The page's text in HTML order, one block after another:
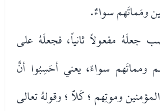
ومَماتَهم سواءٌ.
جعلَهُ مفعولاً ثانياً، فجعلَهُ على
سواءً، يعني أحَسِبُوا أنَّ
وموتِهم ؛ كَلاّ ؛ وقولهُ تعالى